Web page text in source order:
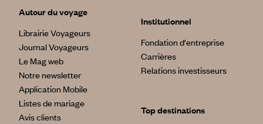
Autour du voyage
Librairie Voyageurs
Journal Voyageurs
Le Mag web
Notre newsletter
Application Mobile
Listes de mariage
Avis clients
Institutionnel
Fondation d'entreprise
Carrières
Relations investisseurs
Top destinations